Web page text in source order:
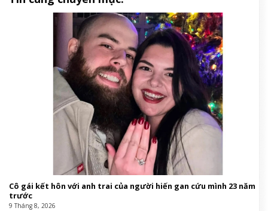
Cô gái kết hôn với anh trai của người hiến gan cứu mình 23 năm
trước
9 Tháng 8, 2026